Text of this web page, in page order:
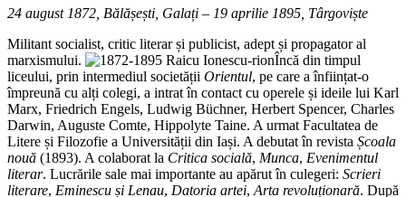
24 august 1872, Bălășești, Galați – 19 aprilie 1895, Târgoviște
Militant socialist, critic literar și publicist, adept și propagator al
marxismului.
Încă din timpul
liceului, prin intermediul societății Orientul, pe care a înființat-o
împreună cu alți colegi, a intrat în contact cu operele și ideile lui Karl
Marx, Friedrich Engels, Ludwig Büchner, Herbert Spencer, Charles
Darwin, Auguste Comte, Hippolyte Taine. A urmat Facultatea de
Litere și Filozofie a Universității din Iași. A debutat în revista Școala
nouă (1893). A colaborat la Critica socială, Munca, Evenimentul
literar. Lucrările sale mai importante au apărut în culegeri: Scrieri
literare, Eminescu și Lenau, Datoria artei, Arta revoluționară. După